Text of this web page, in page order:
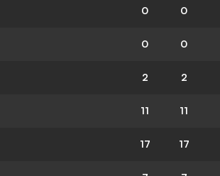
0 0
0 0
2 2
11 11
17 17